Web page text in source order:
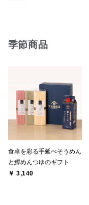
季節商品
食卓を彩る手延べそうめん
と鰹めんつゆのギフト
￥ 3,140